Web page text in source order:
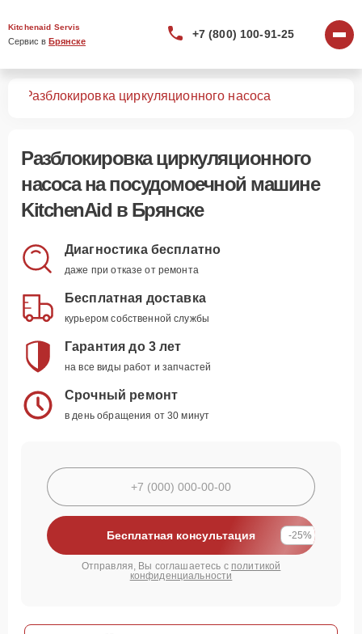
Kitchenaid Servis
Сервис в Брянске
+7 (800) 100-91-25
Разблокировка циркуляционного насоса
Разблокировка циркуляционного
насосана посудомоечной машине
KitchenAid в Брянске
Диагностика бесплатно
даже при отказе от ремонта
Бесплатная доставка
курьером собственной службы
Гарантия до 3 лет
на все виды работ и запчастей
Срочный ремонт
в день обращения от 30 минут
Бесплатная консультация -25%
Отправляя, Вы соглашаетесь с политикой
конфиденциальности